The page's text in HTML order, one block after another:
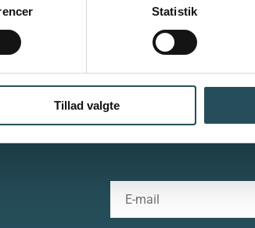
Statistik
Tillad valgte
- herunder restauranter, caféer, barer, natklubber,
påSkindergade 7, 3. sal, 1159 København K
drc@thehost.dk eller pr. telefon +45 33 25 10 11